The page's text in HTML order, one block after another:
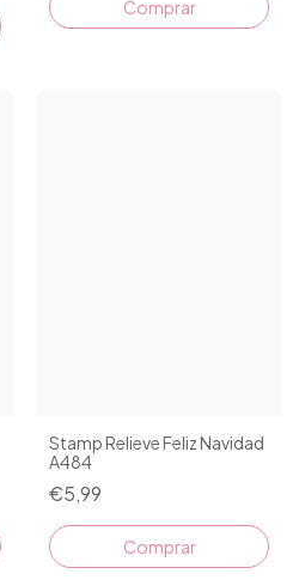
Stamp Relieve Feliz Navidad
A484
€5,99